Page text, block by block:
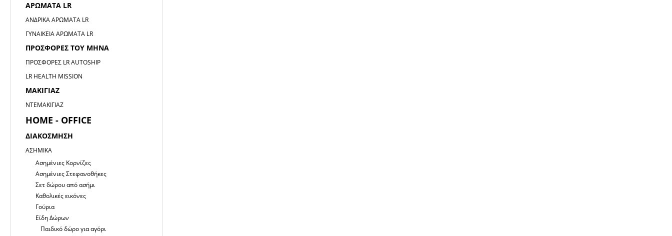
ΑΡΏΜΑΤΑ LR
ΑΝΔΡΙΚΆ ΑΡΏΜΑΤΑ LR
ΓΥΝΑΙΚΕΊΑ ΑΡΏΜΑΤΑ LR
ΠΡΟΣΦΟΡΈΣ ΤΟΥ ΜΉΝΑ
ΠΡΟΣΦΟΡΈΣ LR AUTOSHIP
LR HEALTH MISSION
ΜΑΚΙΓΙΑΖ
ΝΤΕΜΑΚΙΓΙΆΖ
HOME - OFFICE
ΔΙΑΚΌΣΜΗΣΗ
ΑΣΗΜΙΚΆ
Ασημένιες Κορνίζες
Ασημένιες Στεφανοθήκες
Σετ δώρου από ασήμι
Καθολικές εικόνες
Γούρια
Είδη Δώρων
Παιδικό δώρο για αγόρι